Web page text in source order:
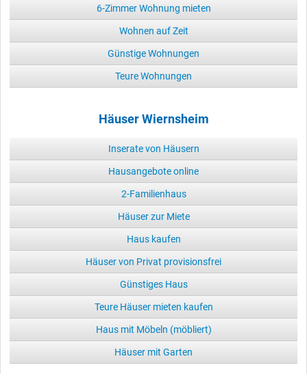
6-Zimmer Wohnung mieten
Wohnen auf Zeit
Günstige Wohnungen
Teure Wohnungen
Häuser Wiernsheim
Inserate von Häusern
Hausangebote online
2-Familienhaus
Häuser zur Miete
Haus kaufen
Häuser von Privat provisionsfrei
Günstiges Haus
Teure Häuser mieten kaufen
Haus mit Möbeln (möbliert)
Häuser mit Garten